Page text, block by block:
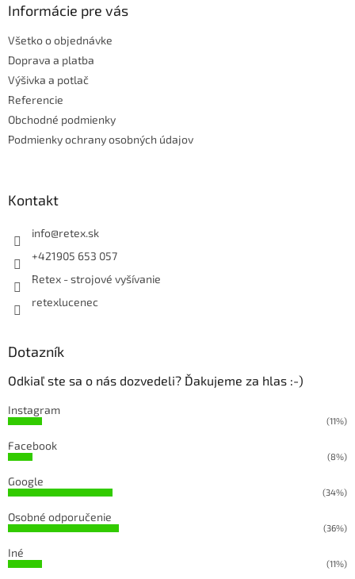
Informácie pre vás
Všetko o objednávke
Doprava a platba
Výšivka a potlač
Referencie
Obchodné podmienky
Podmienky ochrany osobných údajov
Kontakt
info@retex.sk
+421905 653 057
Retex - strojové vyšívanie
retexlucenec
Dotazník
Odkiaľ ste sa o nás dozvedeli? Ďakujeme za hlas :-)
Instagram
(11%)
Facebook
(8%)
Google
(34%)
Osobné odporučenie
(36%)
Iné
(11%)